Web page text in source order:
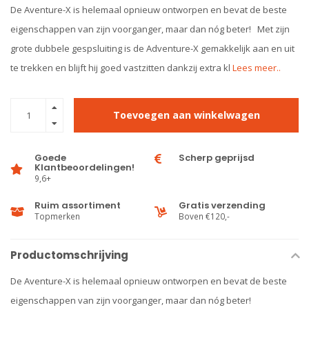
De Aventure-X is helemaal opnieuw ontworpen en bevat de beste
eigenschappen van zijn voorganger, maar dan nóg beter! Met zijn
grote dubbele gespsluiting is de Adventure-X gemakkelijk aan en uit
te trekken en blijft hij goed vastzitten dankzij extra kl Lees meer..
Toevoegen aan winkelwagen
Goede
Klantbeoordelingen!
9,6+
Scherp geprijsd
Ruim assortiment
Topmerken
Gratis verzending
Boven €120,-
Productomschrijving
De Aventure-X is helemaal opnieuw ontworpen en bevat de beste
eigenschappen van zijn voorganger, maar dan nóg beter!